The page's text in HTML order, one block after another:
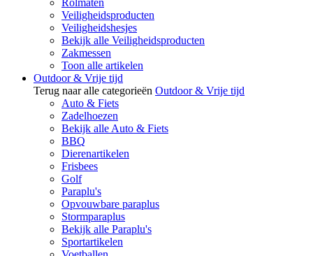
Rolmaten
Veiligheidsproducten
Veiligheidshesjes
Bekijk alle Veiligheidsproducten
Zakmessen
Toon alle artikelen
Outdoor & Vrije tijd
Terug naar alle categorieën Outdoor & Vrije tijd
Auto & Fiets
Zadelhoezen
Bekijk alle Auto & Fiets
BBQ
Dierenartikelen
Frisbees
Golf
Paraplu's
Opvouwbare paraplus
Stormparaplus
Bekijk alle Paraplu's
Sportartikelen